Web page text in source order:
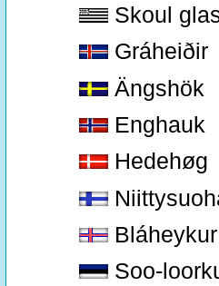
Skoul
Gráheiðir
Ängshök
Enghauk
Hedehøg
Bláheykur
Soo-